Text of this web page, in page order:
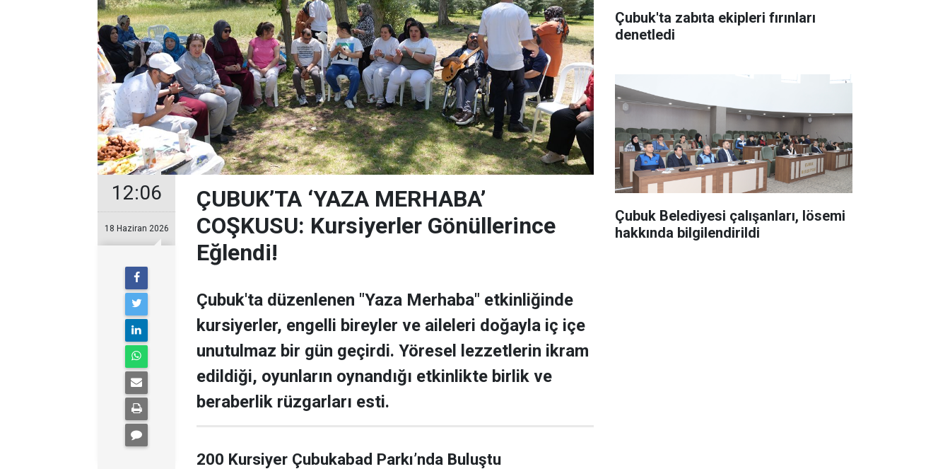
12:06
18 Haziran 2026
ÇUBUK’TA ‘YAZA MERHABA’
COŞKUSU: Kursiyerler Gönüllerince
Eğlendi!
Çubuk'ta düzenlenen "Yaza Merhaba" etkinliğinde
kursiyerler, engelli bireyler ve aileleri doğayla iç içe
unutulmaz bir gün geçirdi. Yöresel lezzetlerin ikram
edildiği, oyunların oynandığı etkinlikte birlik ve
beraberlik rüzgarları esti.
200 Kursiyer Çubukabad Parkı’nda Buluştu
Çubuk'ta zabıta ekipleri fırınları
denetledi
Çubuk Belediyesi çalışanları, lösemi
hakkında bilgilendirildi